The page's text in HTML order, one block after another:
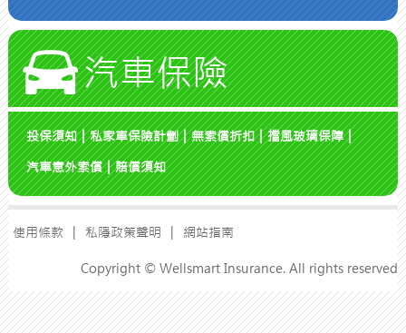
汽車保險
投保須知 | 私家車保險計劃 | 無索償折扣 | 擋風玻璃保障 |
汽車意外索償 | 賠償須知
使用條款 私隱政策聲明 網站指南
Copyright © Wellsmart Insurance. All rights reserved